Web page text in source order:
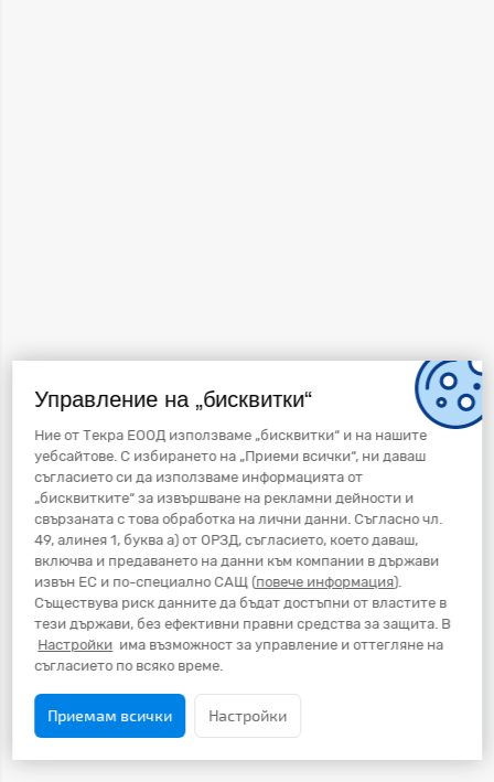
Управление на „бисквитки“
Ние от Текра ЕООД използваме „бисквитки“ и на нашите
уебсайтове. С избирането на „Приеми всички“, ни даваш
съгласието си да използваме информацията от
„бисквитките“ за извършване на рекламни дейности и
свързаната с това обработка на лични данни. Съгласно чл.
49, алинея 1, буква а) от ОРЗД, съгласието, което даваш,
включва и предаването на данни към компании в държави
извън ЕС и по-специално САЩ (повече информация).
Съществува риск данните да бъдат достъпни от властите в
тези държави, без ефективни правни средства за защита. В
Настройки има възможност за управление и оттегляне на
съгласието по всяко време.
Приемам всички Настройки